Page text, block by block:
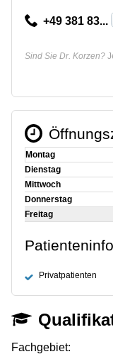
+49 381 83...
Sind Sie Dr. Korzen?
Montag
Dienstag
Mittwoch
Donnerstag
Freitag
Privatpatienten
Fachgebiet: